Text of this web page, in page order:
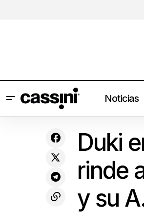
Noticias
presentarán en Ciudad de México
como parte de Noches Hipnosis
Duki
rinde
y su